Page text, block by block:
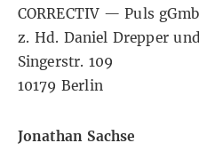
CORRECTIV — Puls
z. Hd. Daniel Drepper
Singerstr. 109
10179 Berlin
Jonathan Sachse